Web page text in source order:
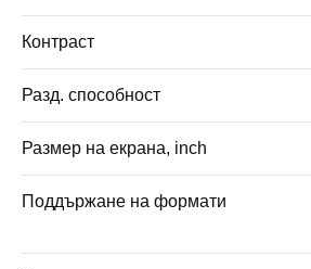
Контраст
Разд. способност
Размер на екрана, inch
Поддържане на формати